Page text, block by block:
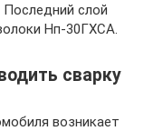
слой
Нп-30ГХСА.
сварку
возникает